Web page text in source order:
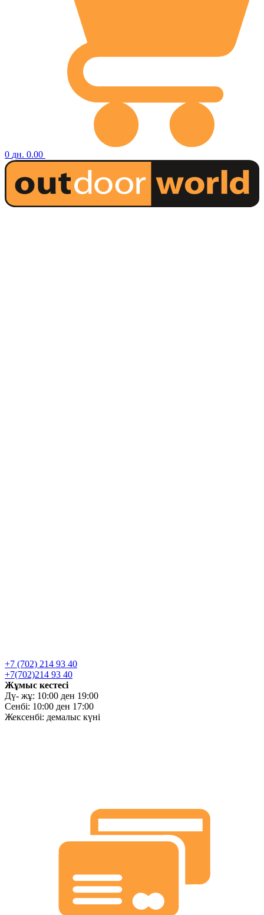
0 дн. 0.00
+7 (702) 214 93 40
+7(702)214 93 40
Жұмыс кестесі
Дү- жұ: 10:00 ден 19:00
Сенбі: 10:00 ден 17:00
Жексенбі: демалыс күні